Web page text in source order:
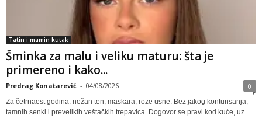
Tatin i mamin kutak
Šminka za malu i veliku maturu: šta je
primereno i kako...
Predrag Konatarević - 04/08/2026 0
Za četrnaest godina: nežan ten, maskara, roze usne. Bez jakog konturisanja,
tamnih senki i prevelikih veštačkih trepavica. Dogovor se pravi kod kuće, uz...